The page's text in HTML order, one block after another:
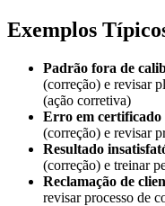
Exemplos
Padrão fora de
(correção) e revisar
(ação corretiva)
Erro em certificado
(correção) e revisar
Resultado
(correção) e treinar
Reclamação de
revisar processo de